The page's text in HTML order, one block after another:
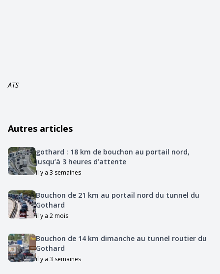
ATS
Autres articles
gothard : 18 km de bouchon au portail nord,
jusqu’à 3 heures d’attente
il y a 3 semaines
Bouchon de 21 km au portail nord du tunnel du
Gothard
il y a 2 mois
Bouchon de 14 km dimanche au tunnel routier du
Gothard
il y a 3 semaines